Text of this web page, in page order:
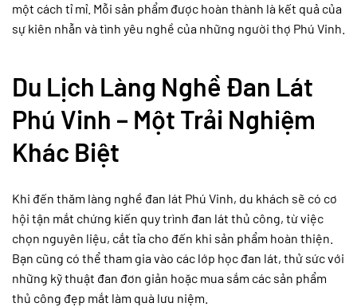
một cách tỉ mỉ. Mỗi sản phẩm được hoàn thành là kết quả của
sự kiên nhẫn và tình yêu nghề của những người thợ Phú Vinh.
Du Lịch Làng Nghề Đan Lát
Phú Vinh – Một Trải Nghiệm
Khác Biệt
Khi đến thăm làng nghề đan lát Phú Vinh, du khách sẽ có cơ
hội tận mắt chứng kiến quy trình đan lát thủ công, từ việc
chọn nguyên liệu, cắt tỉa cho đến khi sản phẩm hoàn thiện.
Bạn cũng có thể tham gia vào các lớp học đan lát, thử sức với
những kỹ thuật đan đơn giản hoặc mua sắm các sản phẩm
thủ công đẹp mắt làm quà lưu niệm.